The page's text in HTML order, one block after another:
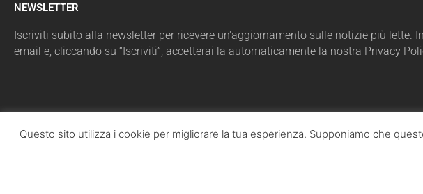
NEWSLETTER
Iscriviti subito alla newsletter per ricevere un'aggiornamento sulle notizie più lette.
email e, cliccando su “Iscriviti”, accetterai la automaticamente la nostra Privacy
Questo sito utilizza i cookie per migliorare la tua esperienza. Supponiamo che